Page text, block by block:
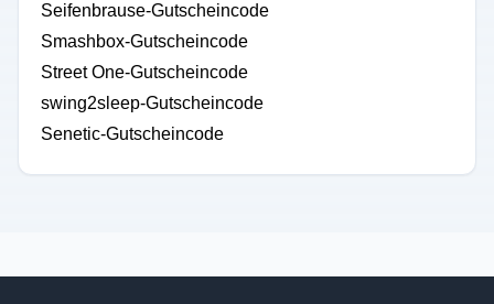
Seifenbrause-Gutscheincode
Smashbox-Gutscheincode
Street One-Gutscheincode
swing2sleep-Gutscheincode
Senetic-Gutscheincode